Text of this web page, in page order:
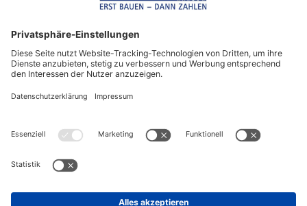
ScanHaus Marlow
Bleiben Sie immer gut
informiert!
das Thema Hausbau
Sofort informiert über neue Artikel